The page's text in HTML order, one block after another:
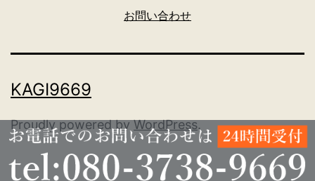
お問い合わせ
KAGI9669
Proudly powered byWordPress.